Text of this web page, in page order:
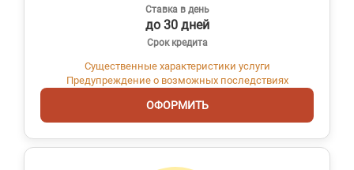
Ставка в день
до 30 дней
Срок кредита
Существенные характеристики услуги
Предупреждение о возможных последствиях
ОФОРМИТЬ